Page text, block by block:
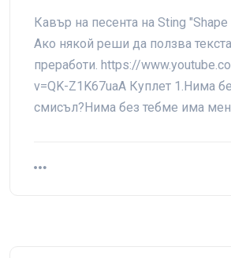
Кавър на песента на Sting "Shape
Ако някой реши да ползва
преработи. https://
v=QK-Z1K67uaA Куплет 1.Нима
смисъл?Нима без тебме има